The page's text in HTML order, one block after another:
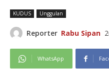
KUDUS Unggulan
Reporter Rabu Sipan
WhatsApp